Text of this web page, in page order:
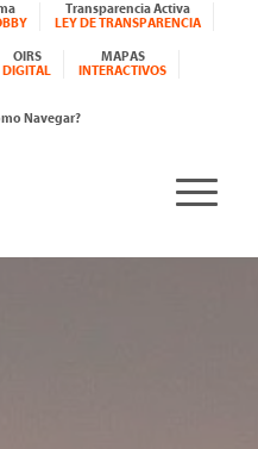
Transparencia Activa
LEY DE TRANSPARENCIA
OIRS
DIGITAL
MAPAS
INTERACTIVOS
Navegar?